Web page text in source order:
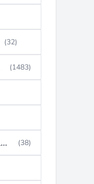
(32)
(1483)
Domotica y Automatismo del hogar (38)